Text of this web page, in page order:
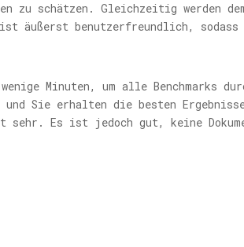
zu schätzen. Gleichzeitig werden
äußerst benutzerfreundlich,
Minuten, um alle Benchmarks
und Sie erhalten die besten
Es ist jedoch gut, keine